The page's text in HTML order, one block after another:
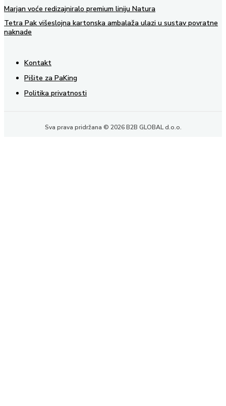
Marjan voće redizajniralo premium liniju Natura
Tetra Pak višeslojna kartonska ambalaža ulazi u sustav povratne
naknade
Kontakt
Pišite za PaKing
Politika privatnosti
Sva prava pridržana © 2026 B2B GLOBAL d.o.o.